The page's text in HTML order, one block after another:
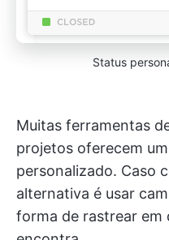
Status
Muitas ferramentas
projetos oferecem
personalizado. Caso
alternativa é usar
forma de rastrear em